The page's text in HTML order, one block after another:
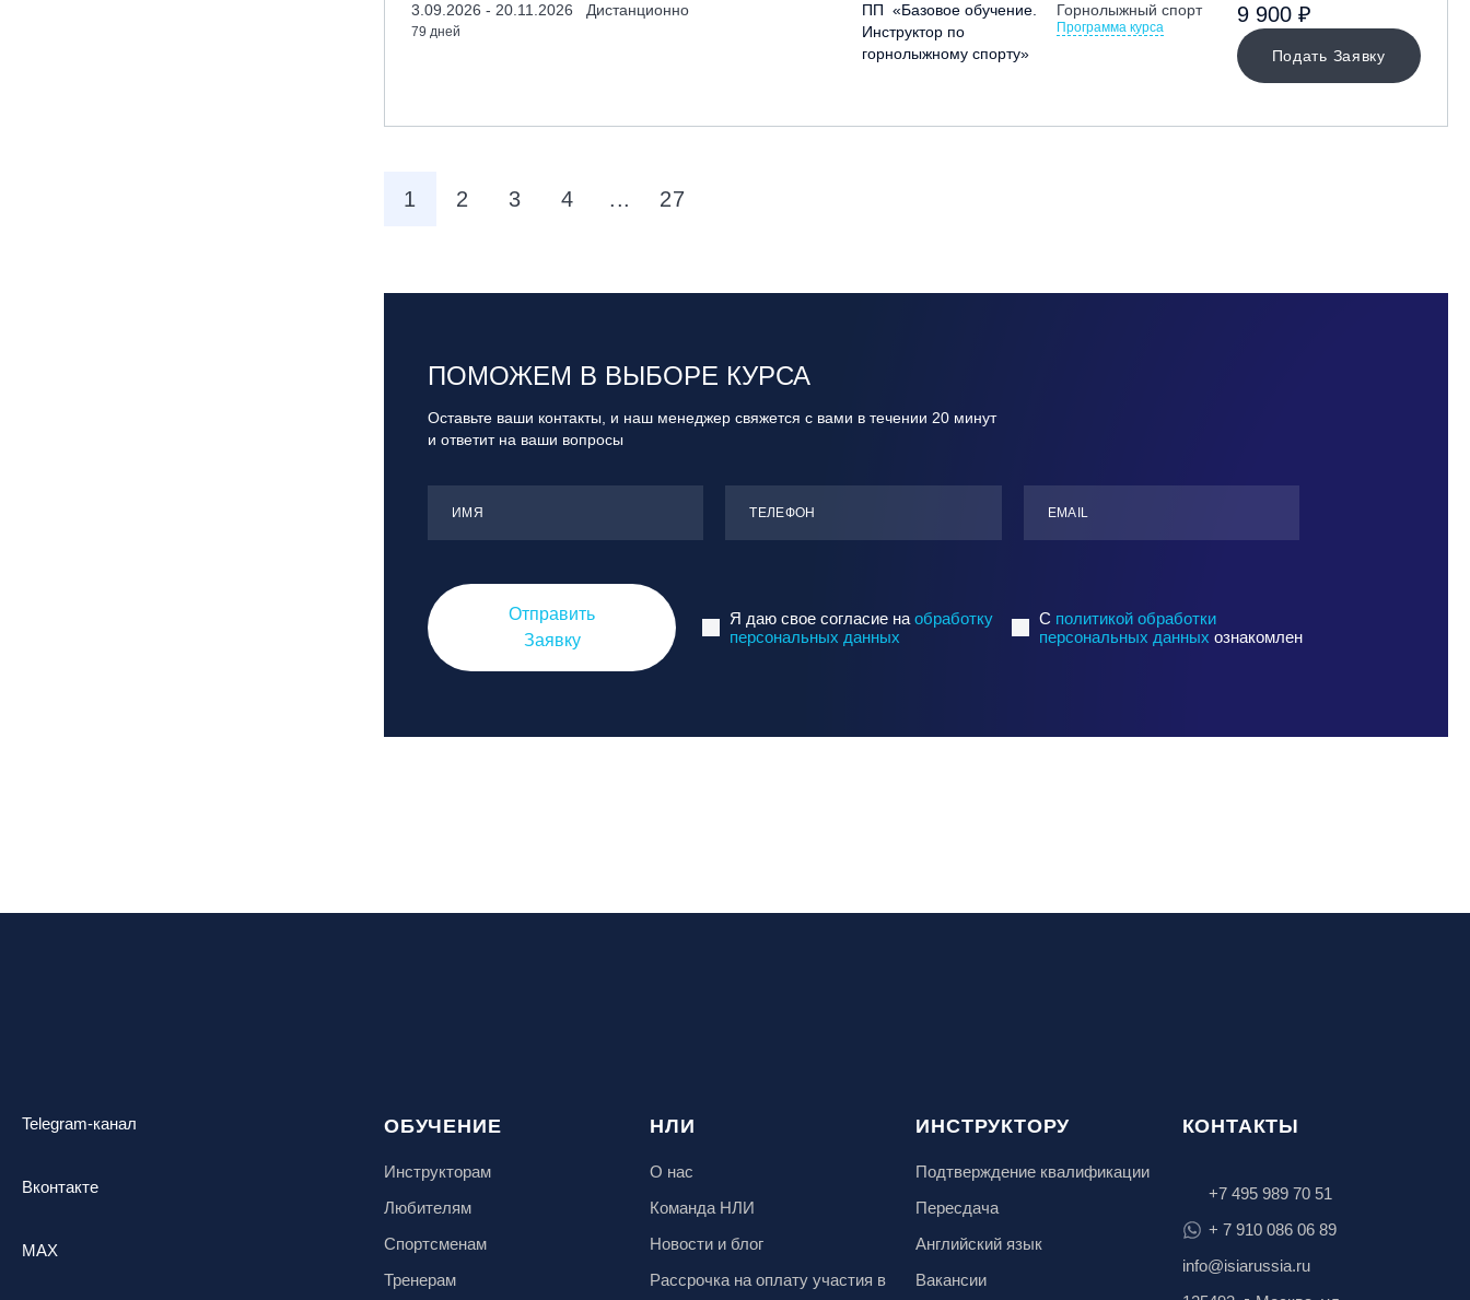
3.09.2026 - 20.11.2026
79 дней
Дистанционно
ПП «Базовое обучение.
Инструктор по
горнолыжному спорту»
Горнолыжный спорт
Программа курса
Подать Заявку
9 900 ₽
1 2 3 4 ... 27
ПОМОЖЕМ В ВЫБОРЕ КУРСА
Оставьте ваши контакты, и наш менеджер свяжется с вами в течении 20 минут
и ответит на ваши вопросы
ИМЯ ТЕЛЕФОН ЕMАIL
Отправить
Заявку
Я даю свое согласие наобработку
персональных данных
C политикой обработки
персональных данных ознакомлен
Telegram-канал
Вконтакте
MAX
ОБУЧЕНИЕ
Инструкторам
Любителям
Спортсменам
Тренерам
НЛИ
О нас
Команда НЛИ
Новости и блог
Рассрочка на оплату участия в
ИНСТРУКТОРУ
Подтверждение квалификации
Пересдача
Английский язык
Вакансии
КОНТАКТЫ
+7 495 989 70 51
+ 7 910 086 06 89
info@isiarussia.ru